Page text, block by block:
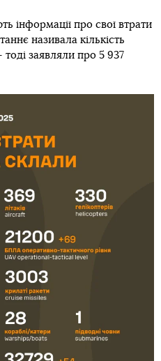
інформації про свої втрати
називала кількість
заявляли про 5 937